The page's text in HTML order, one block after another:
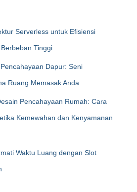
Serverless untuk Efisiensi
Tinggi
Dapur: Seni
Ruang Memasak Anda
Pencahayaan Rumah: Cara
Kemewahan dan Kenyamanan
Waktu Luang dengan Slot